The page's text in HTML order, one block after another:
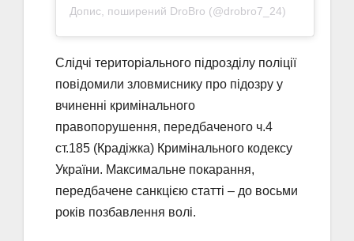
Допис, поширений DroBro (@drobro7_24)
Слідчі територіального підрозділу поліції
повідомили зловмиснику про підозру у
вчиненні кримінального
правопорушення, передбаченого ч.4
ст.185 (Крадіжка) Кримінального кодексу
України. Максимальне покарання,
передбачене санкцією статті – до восьми
років позбавлення волі.